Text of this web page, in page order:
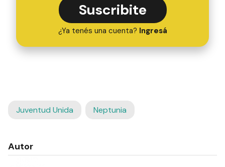
Suscribite
¿Ya tenés una cuenta? Ingresá
Juventud Unida Neptunia
Autor